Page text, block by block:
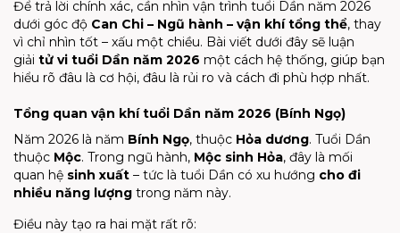
Để trả lời chính xác, cần nhìn vận trình tuổi Dần năm 2026
dưới góc độ Can Chi – Ngũ hành – vận khí tổng thể, thay
vì chỉ nhìn tốt – xấu một chiều. Bài viết dưới đây sẽ luận
giải tử vi tuổi Dần năm 2026 một cách hệ thống, giúp bạn
hiểu rõ đâu là cơ hội, đâu là rủi ro và cách đi phù hợp nhất.
Tổng quan vận khí tuổi Dần năm 2026 (Bính Ngọ)
Năm 2026 là năm Bính Ngọ, thuộc Hỏa dương. Tuổi Dần
thuộc Mộc. Trong ngũ hành, Mộc sinh Hỏa, đây là mối
quan hệ sinh xuất – tức là tuổi Dần có xu hướng cho đi
nhiều năng lượng trong năm này.
Điều này tạo ra hai mặt rất rõ: